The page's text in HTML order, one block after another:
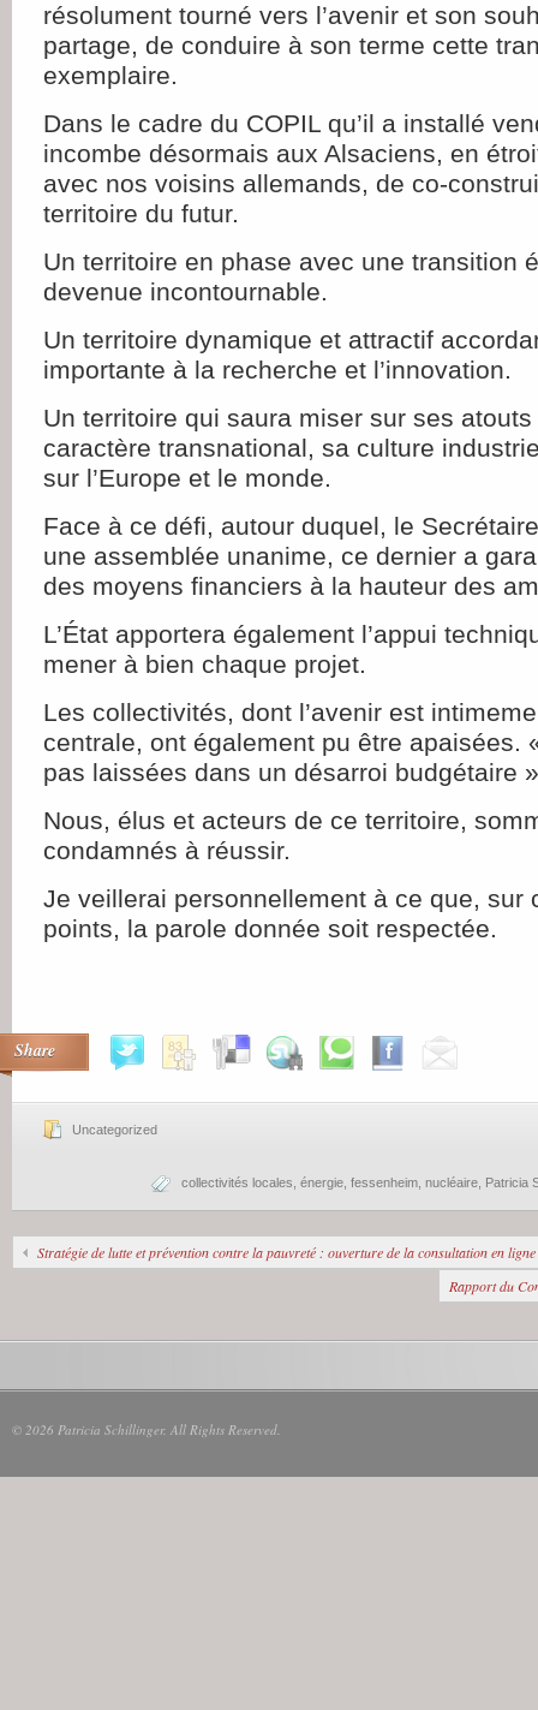
résolument tourné vers l’avenir et son
partage, de conduire à son terme cette
exemplaire.
Dans le cadre du COPIL qu’il a installé
incombe désormais aux Alsaciens, en
avec nos voisins allemands, de co-
territoire du futur.
Un territoire en phase avec une transition
devenue incontournable.
Un territoire dynamique et attractif
importante à la recherche et l’innovation.
Un territoire qui saura miser sur ses
caractère transnational, sa culture
sur l’Europe et le monde.
Face à ce défi, autour duquel, le
une assemblée unanime, ce dernier a
des moyens financiers à la hauteur des
L’État apportera également l’appui
mener à bien chaque projet.
Les collectivités, dont l’avenir est
centrale, ont également pu être apaisées.
pas laissées dans un désarroi budgétaire
Nous, élus et acteurs de ce territoire,
condamnés à réussir.
Je veillerai personnellement à ce que, sur
points, la parole donnée soit respectée.
Share
Uncategorized
collectivités locales énergie fessenheim nucléaire Patricia
Stratégie de lutte et prévention contre la pauvreté : ouverture de la consultation en ligne
Rapport du
© 2026 Patricia Schillinger. All Rights Reserved.